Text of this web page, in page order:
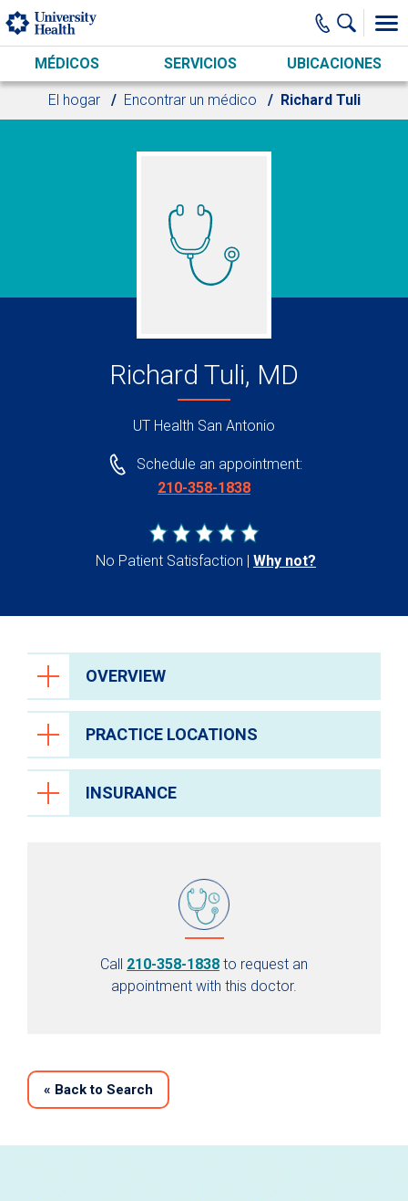
Skip to main content
MÉDICOS SERVICIOS UBICACIONES
El hogar Encontrar un médico Richard Tuli
Richard Tuli, MD
UT Health San Antonio
Schedule an appointment:
210-358-1838
No Patient Satisfaction Why not?
OVERVIEW
PRACTICE LOCATIONS
INSURANCE
Call 210-358-1838 to request an
appointment with this doctor.
« Back to Search